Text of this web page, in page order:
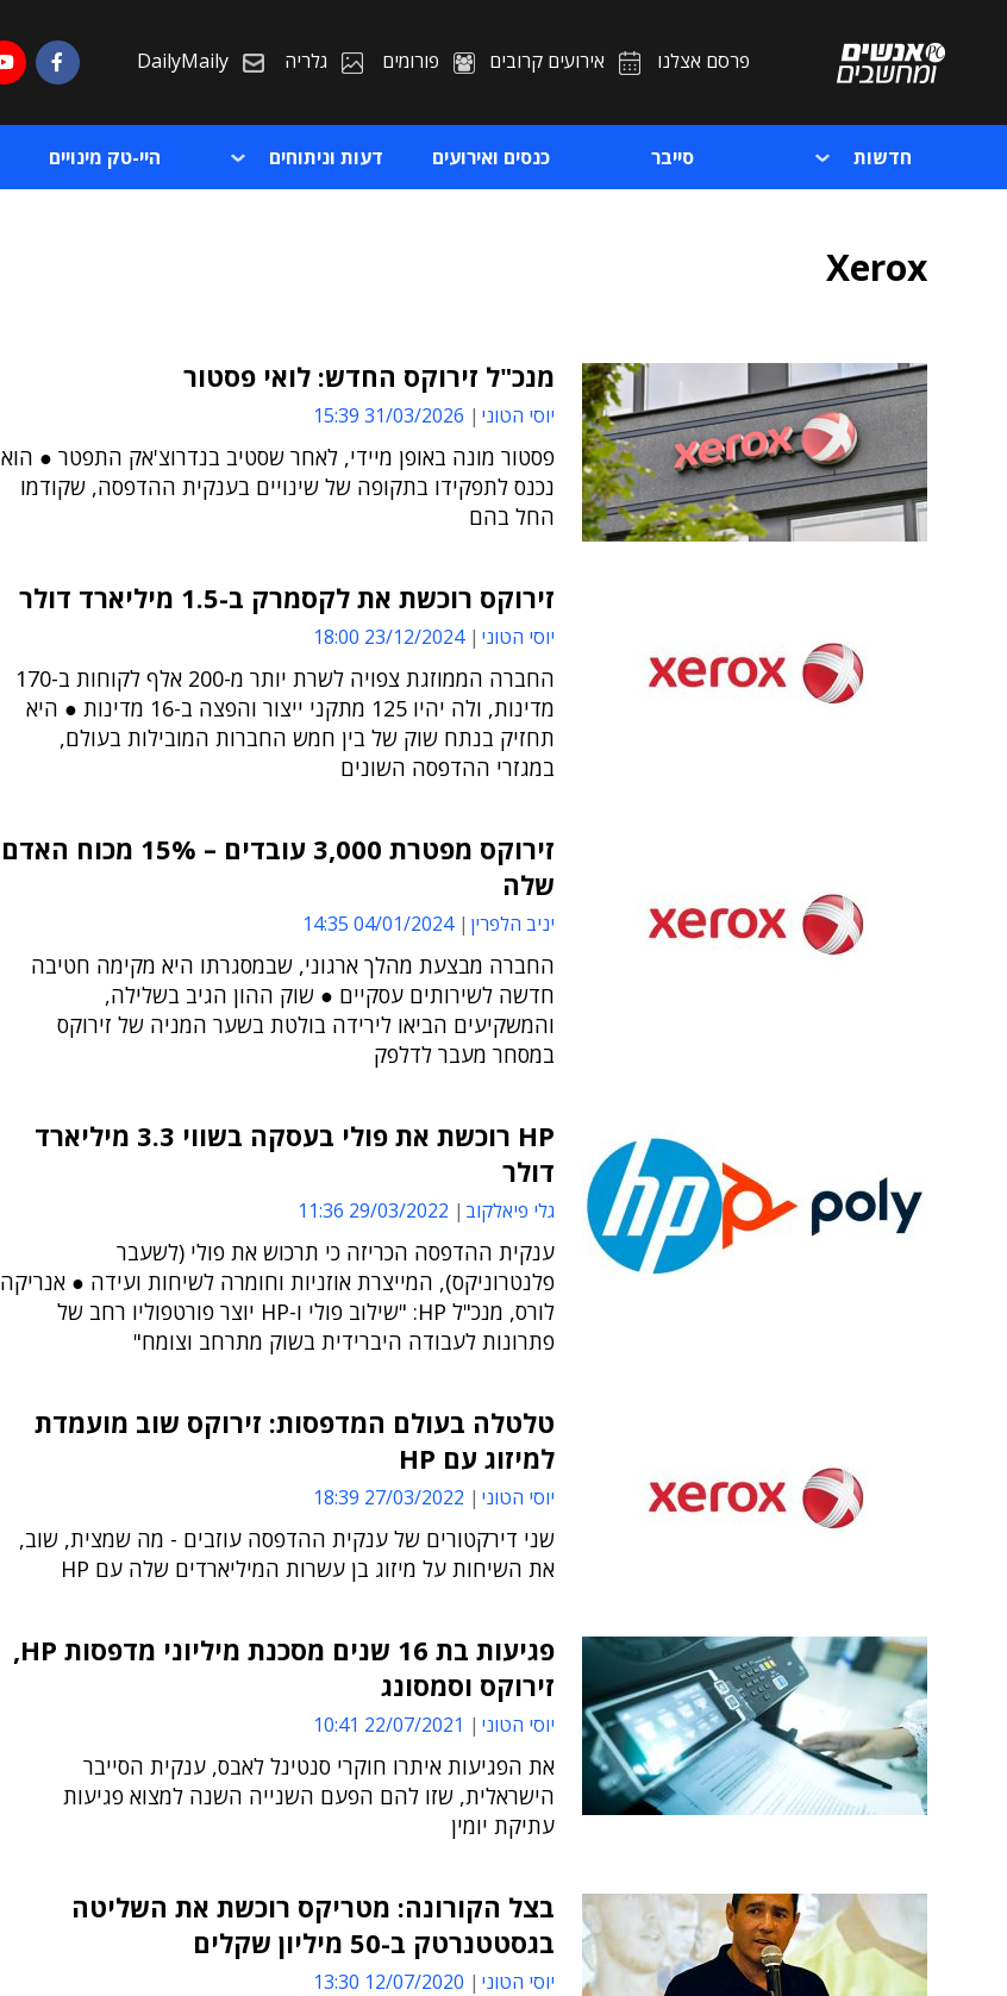
פרסם אצלנו אירועים קרובים פורומים גלריה DailyMaily
חדשות סייבר כנסים ואירועים דעות וניתוחים היי-טק מינויים
Xerox
מנכ"ל זירוקס החדש: לואי פסטור
יוסי הטוני 31/03/2026 15:39
פסטור מונה באופן מיידי, לאחר שסטיב בנדרוצ'אק התפטר ● הוא
נכנס לתפקידו בתקופה של שינויים בענקית ההדפסה, שקודמו
החל בהם
זירוקס רוכשת את לקסמרק ב-1.5 מיליארד דולר
יוסי הטוני 23/12/2024 18:00
החברה הממוזגת צפויה לשרת יותר מ-200 אלף לקוחות ב-170
מדינות, ולה יהיו 125 מתקני ייצור והפצה ב-16 מדינות ● היא
תחזיק בנתח שוק של בין חמש החברות המובילות בעולם,
במגזרי ההדפסה השונים
זירוקס מפטרת 3,000 עובדים – 15% מכוח האדם
שלה
יניב הלפרין 04/01/2024 14:35
החברה מבצעת מהלך ארגוני, שבמסגרתו היא מקימה חטיבה
חדשה לשירותים עסקיים ● שוק ההון הגיב בשלילה,
והמשקיעים הביאו לירידה בולטת בשער המניה של זירוקס
במסחר מעבר לדלפק
HP רוכשת את פולי בעסקה בשווי 3.3 מיליארד
דולר
גלי פיאלקוב 29/03/2022 11:36
ענקית ההדפסה הכריזה כי תרכוש את פולי (לשעבר
פלנטרוניקס), המייצרת אוזניות וחומרה לשיחות ועידה ● אנריקה
לורס, מנכ"ל HP: "שילוב פולי ו-HP יוצר פורטפוליו רחב של
פתרונות לעבודה היברידית בשוק מתרחב וצומח"
טלטלה בעולם המדפסות: זירוקס שוב מועמדת
למיזוג עם HP
יוסי הטוני 27/03/2022 18:39
שני דירקטורים של ענקית ההדפסה עוזבים - מה שמצית, שוב,
את השיחות על מיזוג בן עשרות המיליארדים שלה עם HP
פגיעות בת 16 שנים מסכנת מיליוני מדפסות HP,
זירוקס וסמסונג
יוסי הטוני 22/07/2021 10:41
את הפגיעות איתרו חוקרי סנטינל לאבס, ענקית הסייבר
הישראלית, שזו להם הפעם השנייה השנה למצוא פגיעות
עתיקת יומין
בצל הקורונה: מטריקס רוכשת את השליטה
בגסטטנרטק ב-50 מיליון שקלים
יוסי הטוני 12/07/2020 13:30